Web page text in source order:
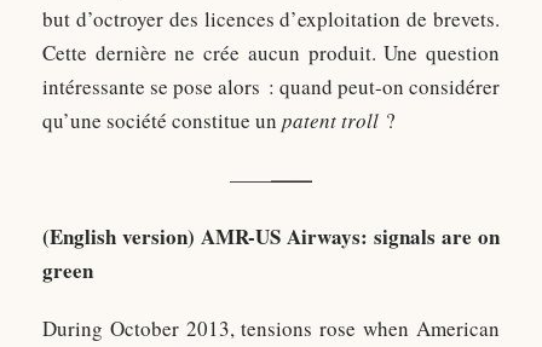
but d’octroyer des licences d’exploitation de brevets.
Cette dernière ne crée aucun produit. Une question
intéressante se pose alors : quand peut-on considérer
qu’une société constitue un patent troll ?
————
(English version) AMR-US Airways: signals are on
green
During October 2013, tensions rose when American